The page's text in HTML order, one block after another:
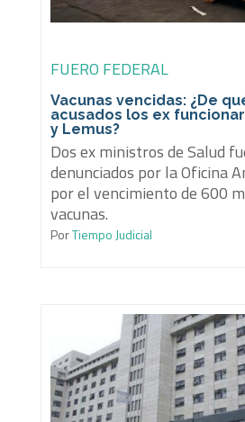
FUERO FEDERAL
Vacunas vencidas: ¿De
acusados los ex
y Lemus?
Dos ex ministros de Salud
denunciados por la Oficina
por el vencimiento de 600
vacunas.
PorTiempo Judicial